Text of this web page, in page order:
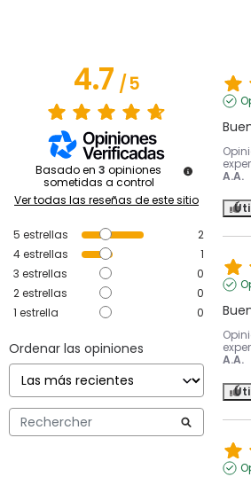
4.7/5
Basado en 3 opiniones
sometidas a control
Ver todas las reseñas de este sitio
5 estrellas
2
4estrellas
1
3 estrellas
0
2estrellas
0
1 estrella 0
Ordenar las opiniones
A.A.
A.A.